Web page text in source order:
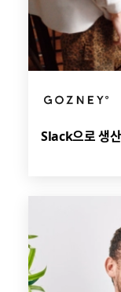
Slack으로 생